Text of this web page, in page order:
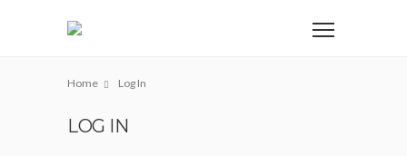
Home Log In
LOG IN